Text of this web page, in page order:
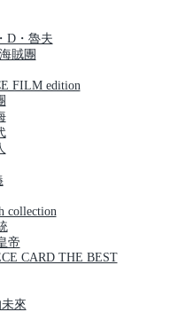
D・魯夫
賊團
FILM edition
collection
帝
CARD THE BEST
來